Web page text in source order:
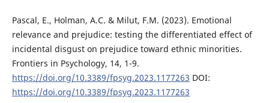
Pascal, E., Holman, A.C. & Milut, F.M. (2023). Emotional
relevance and prejudice: testing the differentiated effect of
incidental disgust on prejudice toward ethnic minorities.
Frontiers in Psychology, 14, 1-9.
https://doi.org/10.3389/fpsyg.2023.1177263 DOI:
https://doi.org/10.3389/fpsyg.2023.1177263